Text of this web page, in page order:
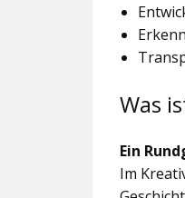
Was
Ein
Im